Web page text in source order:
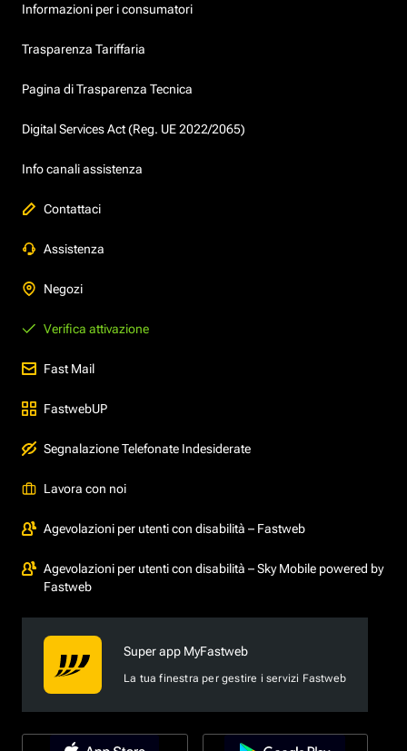
Informazioni per i consumatori
Trasparenza Tariffaria
Pagina di Trasparenza Tecnica
Digital Services Act (Reg. UE 2022/2065)
Info canali assistenza
Contattaci
Assistenza
Negozi
Verifica attivazione
Fast Mail
FastwebUP
Segnalazione Telefonate Indesiderate
Lavora con noi
Agevolazioni per utenti con disabilità – Fastweb
Agevolazioni per utenti con disabilità – Sky Mobile powered by
Fastweb
Super app MyFastweb
La tua finestra per gestire i servizi Fastweb